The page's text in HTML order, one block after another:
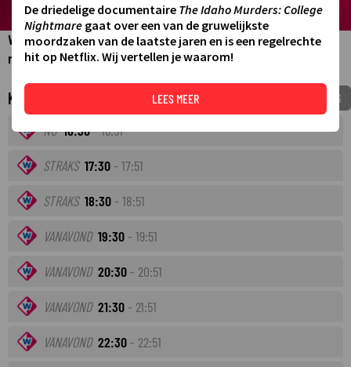
West Vandaag brengt jou op werkdagen het belangrijkste
nieuws uit de regio Zuid-Holland-Noord.
Komende tv-uitzendingen VOEG TOE AAN MIJNGIDS
NU16:30- 16:51
STRAKS 17:30 - 17:51
STRAKS 18:30 - 18:51
VANAVOND 19:30 - 19:51
VANAVOND 20:30 - 20:51
VANAVOND 21:30 - 21:51
VANAVOND 22:30 - 22:51
De driedelige documentaire The Idaho Murders: College
Nightmare gaat over een van de gruwelijkste
moordzaken van de laatste jaren en is een regelrechte
hit op Netflix. Wij vertellen je waarom!
LEES MEER